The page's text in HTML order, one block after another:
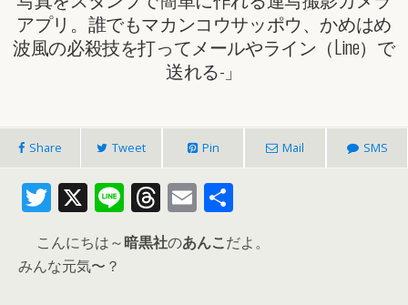
アプリ。誰でもマカンコウサッポウ、かめはめ
波風の必殺技を打ってメールやライン（Line）で
送れる-」
Share Tweet Pin Mail SMS
T
w
itt
er
X Li
n
e
T
h
re
E
m
ai
有
こんにちは～暗黒社のあんこだよ。
みんな元気〜？